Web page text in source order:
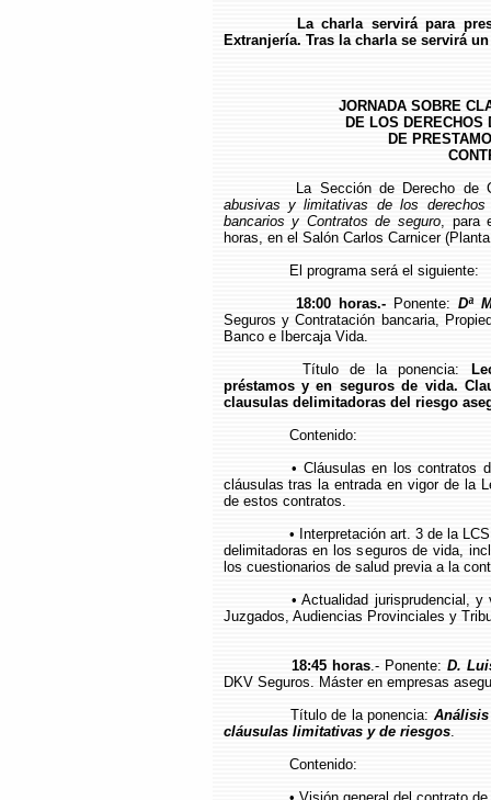
La charla servirá para
Extranjería. Tras la charla se servirá
JORNADA SOBRE
DE LOS DERECHOS
DE
La Sección de Derecho de
abusivas y limitativas de los
bancarios y Contratos de seguro, para
horas, en el Salón Carlos Carnicer
El programa será el siguiente:
18:00 horas.-Ponente: Dª
Seguros y Contratación bancaria,
Banco e Ibercaja Vida.
Título de la ponencia:
préstamos y en seguros de vida.
clausulas delimitadoras del riesgo
Contenido:
• Cláusulas en los contratos
cláusulas tras la entrada en vigor de la
de estos contratos.
• Interpretación art. 3 de la
delimitadoras en los seguros de vida,
los cuestionarios de salud previa a la
• Actualidad jurisprudencial,
Juzgados, Audiencias Provinciales y
18:45 horas.- Ponente:D.
DKV Seguros. Máster en empresas
Título de la ponencia:
cláusulas limitativas y de riesgos.
Contenido: